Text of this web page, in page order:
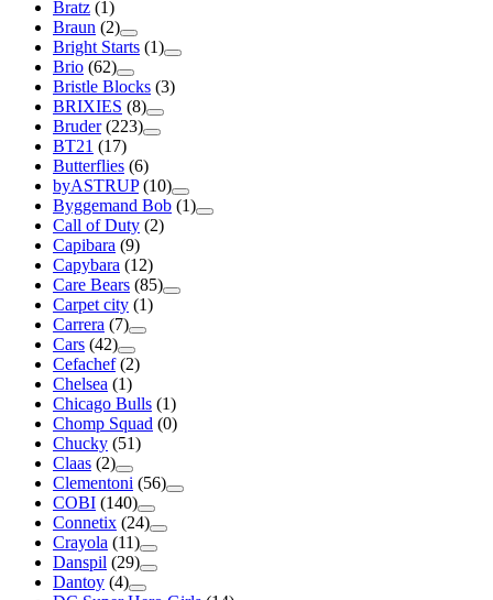
Bratz (1)
Braun (2)
Bright Starts (1)
Brio (62)
Bristle Blocks (3)
BRIXIES (8)
Bruder (223)
BT21 (17)
Butterflies (6)
byASTRUP (10)
Byggemand Bob (1)
Call of Duty (2)
Capibara (9)
Capybara (12)
Care Bears (85)
Carpet city (1)
Carrera (7)
Cars (42)
Cefachef (2)
Chelsea (1)
Chicago Bulls (1)
Chomp Squad (0)
Chucky (51)
Claas (2)
Clementoni (56)
COBI (140)
Connetix (24)
Crayola (11)
Danspil (29)
Dantoy (4)